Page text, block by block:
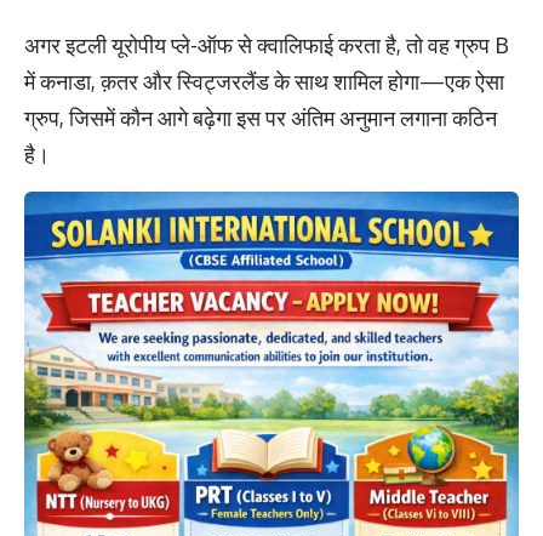
अगर इटली यूरोपीय प्ले-ऑफ से क्वालिफाई करता है, तो वह ग्रुप B
में कनाडा, क़तर और स्विट्जरलैंड के साथ शामिल होगा—एक ऐसा
ग्रुप, जिसमें कौन आगे बढ़ेगा इस पर अंतिम अनुमान लगाना कठिन
है।